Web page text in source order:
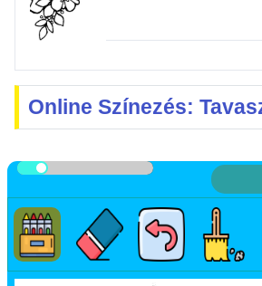
Online Színezés: